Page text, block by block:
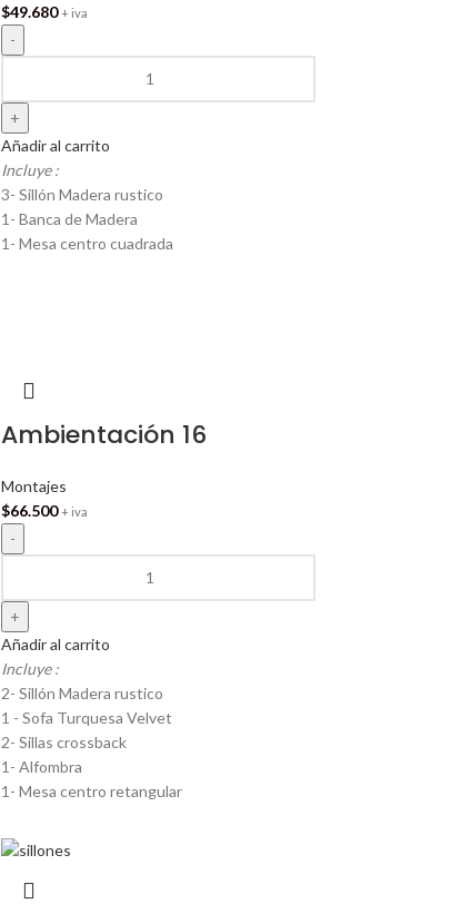
$49.680 + iva
Añadir al carrito
Incluye :
3- Sillón Madera rustico
1- Banca de Madera
1- Mesa centro cuadrada
Ambientación 16
Montajes
$66.500 + iva
Añadir al carrito
Incluye :
2- Sillón Madera rustico
1 - Sofa Turquesa Velvet
2- Sillas crossback
1- Alfombra
1- Mesa centro retangular